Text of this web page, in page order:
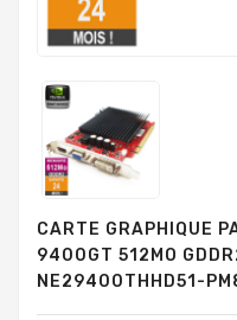
Mémoires
RAM
Durs
Composants
PC
CARTE GRAPHIQUE
9400GT 512MO
NE29400THHD51-